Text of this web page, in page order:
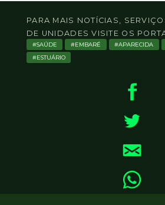
PARA MAIS NOTÍCIAS,
DE UNIDADES VISITE OS
SAÚDE EMBARÉ APARECIDA
ESTUÁRIO